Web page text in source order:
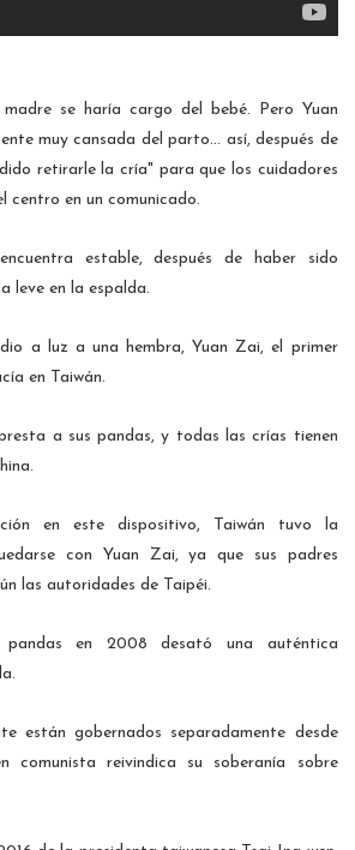
madre se haría cargo del bebé. Pero Yuan
muy cansada del parto... así, después de
retirarle la cría" para que los cuidadores
centro en un comunicado.
estable, después de haber sido
leve en la espalda.
dio a luz a una hembra, Yuan Zai, el primer
en Taiwán.
a sus pandas, y todas las crías tienen
en este dispositivo, Taiwán tuvo la
con Yuan Zai, ya que sus padres
las autoridades de Taipéi.
en 2008 desató una auténtica
están gobernados separadamente desde
comunista reivindica su soberanía sobre